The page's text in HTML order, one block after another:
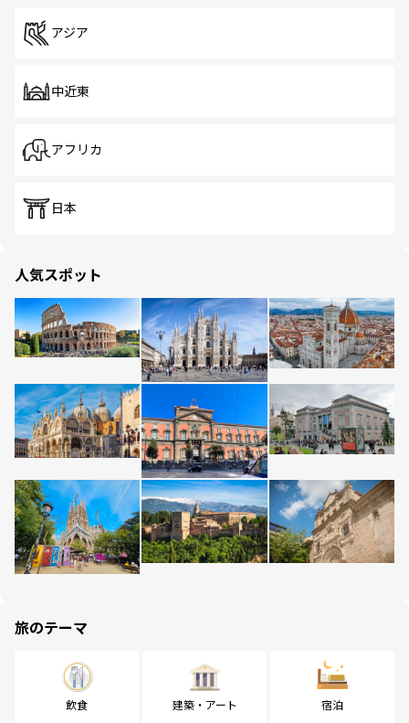
アジア
中近東
アフリカ
日本
人気スポット
旅のテーマ
飲食 建築・アート 宿泊